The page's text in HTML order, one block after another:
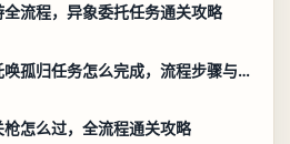
流程，异象委托任务通关攻略
异环异象委托唤孤归任务怎么完成，流程步骤与位置攻略
怎么过，全流程通关攻略